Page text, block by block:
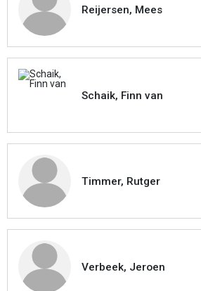
Reijersen, Mees
Schaik, Finn van
Timmer, Rutger
Verbeek, Jeroen